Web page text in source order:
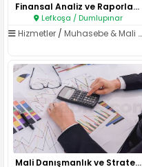
Finansal Analiz ve Raporlama H..
Lefkoşa / Dumlupınar
Hizmetler / Muhasebe & Mali Müşavirlik
Mali Danışmanlık ve Stratejik ..